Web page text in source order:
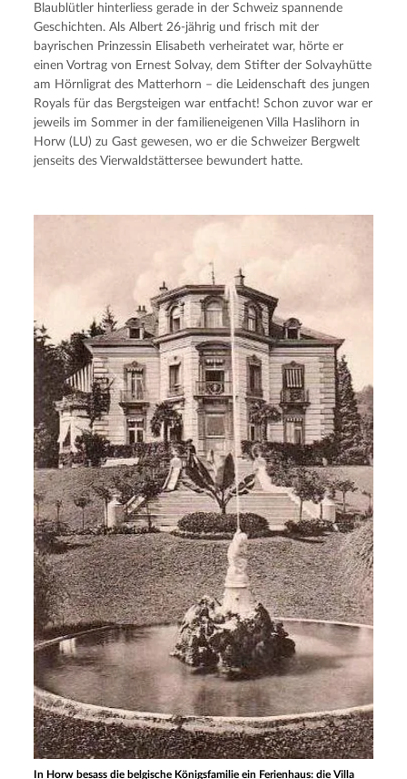
Blaublütler hinterliess gerade in der Schweiz spannende
Geschichten. Als Albert 26-jährig und frisch mit der
bayrischen Prinzessin Elisabeth verheiratet war, hörte er
einen Vortrag von Ernest Solvay, dem Stifter der Solvayhütte
am Hörnligrat des Matterhorn – die Leidenschaft des jungen
Royals für das Bergsteigen war entfacht! Schon zuvor war er
jeweils im Sommer in der familieneigenen Villa Haslihorn in
Horw (LU) zu Gast gewesen, wo er die Schweizer Bergwelt
jenseits des Vierwaldstättersee bewundert hatte.
In Horw besass die belgische Königsfamilie ein Ferienhaus: die Villa